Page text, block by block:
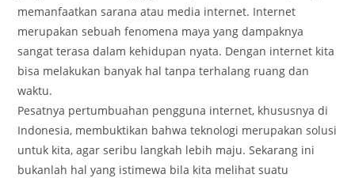
memanfaatkan sarana atau media internet. Internet
merupakan sebuah fenomena maya yang dampaknya
sangat terasa dalam kehidupan nyata. Dengan internet kita
bisa melakukan banyak hal tanpa terhalang ruang dan
waktu.
Pesatnya pertumbuahan pengguna internet, khususnya di
Indonesia, membuktikan bahwa teknologi merupakan solusi
untuk kita, agar seribu langkah lebih maju. Sekarang ini
bukanlah hal yang istimewa bila kita melihat suatu